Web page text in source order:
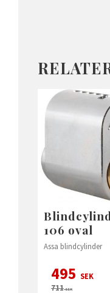
106 oval
Assa blindcylinder
495 SEK
711SEK